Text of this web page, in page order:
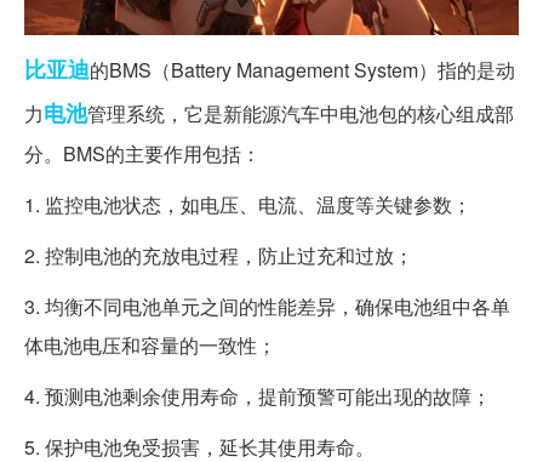
比亚迪的BMS（Battery Management System）指的是动
力电池管理系统，它是新能源汽车中电池包的核心组成部
分。BMS的主要作用包括：
1. 监控电池状态，如电压、电流、温度等关键参数；
2. 控制电池的充放电过程，防止过充和过放；
3. 均衡不同电池单元之间的性能差异，确保电池组中各单
体电池电压和容量的一致性；
4. 预测电池剩余使用寿命，提前预警可能出现的故障；
5. 保护电池免受损害，延长其使用寿命。